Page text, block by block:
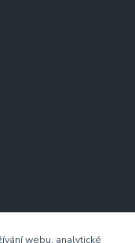
webu, analytické